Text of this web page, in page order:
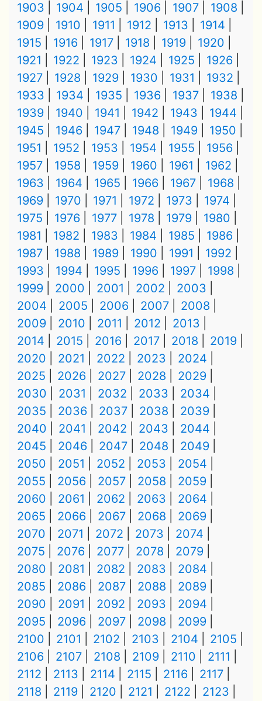
1903
1904 1905 1906 1907
1908
1909
1910 1911 1912 1913
1914
1915
1916 1917 1918 1919
1920
1921
1922 1923 1924 1925
1926
1927
1928 1929 1930 1931
1932
1933
1934 1935 1936 1937
1938
1939
1940 1941 1942 1943
1944
1945
1946 1947 1948 1949
1950
1951
1952 1953 1954 1955
1956
1957
1958 1959 1960 1961
1962
1963
1964 1965 1966 1967
1968
1969
1970 1971 1972 1973
1974
1975
1976 1977 1978 1979
1980
1981
1982 1983 1984 1985
1986
1987
1988 1989 1990 1991
1992
1993
1994 1995 1996 1997
1998
1999
2000 2001 2002
2003
2004
2005 2006 2007
2008
2009
2010 2011 2012
2013
2014
2015 2016 2017 2018
2019
2020
2021 2022 2023
2024
2025
2026 2027 2028
2029
2030
2031 2032 2033
2034
2035
2036 2037 2038
2039
2040
2041 2042 2043
2044
2045
2046 2047 2048
2049
2050
2051 2052 2053
2054
2055
2056 2057 2058
2059
2060
2061 2062 2063
2064
2065
2066 2067 2068
2069
2070
2071 2072 2073
2074
2075
2076 2077 2078
2079
2080
2081 2082 2083
2084
2085
2086 2087 2088
2089
2090
2091 2092 2093
2094
2095
2096 2097 2098
2099
2100
2101 2102 2103 2104
2105
2106
2107 2108 2109 2110
2111
2112
2113 2114 2115 2116
2117
2118
2119 2120 2121 2122 2123